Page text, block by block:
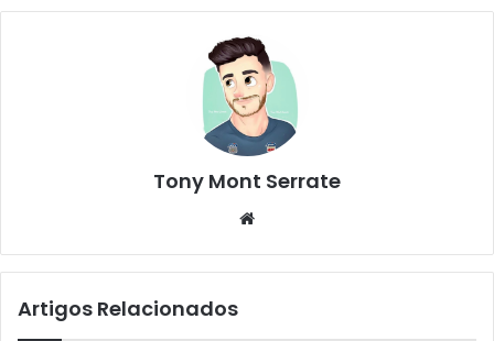
Tony Mont Serrate
te
Artigos Relacionados